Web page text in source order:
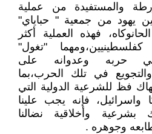
والمستفيدة من عملية
يهود من جمعية " حباياي"
فهذه العملية أكثر
"تغول"
حربه وعدوانه على
في تلك الحرب،بما
فظ للشرعية الدولية التي
فإنه يجب علينا
وأخلاقية نضالنا
وجوهره .